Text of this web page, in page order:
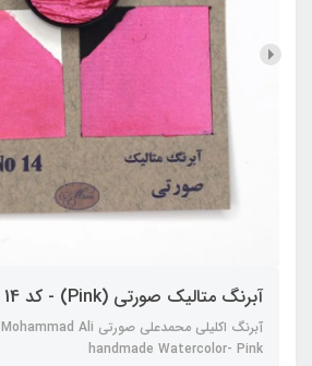
آبرنگ متالیک صورتی (Pink) - کد 14
آبرنگ اکلیلی محمدعلی صورتی Mohammad Ali
handmade Watercolor- Pink